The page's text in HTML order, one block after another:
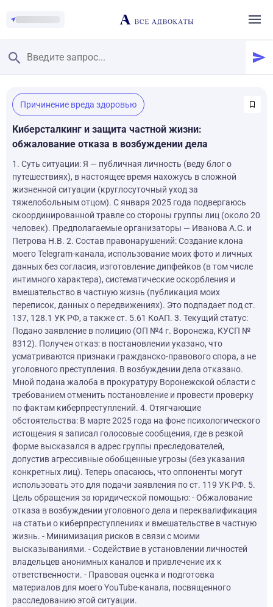
Главная
/
Смотреть заданные вопросы
/
Задать вопрос
Причинение вреда здоровью
Киберсталкинг и защита частной жизни:
обжалование отказа в возбуждении дела
1. Суть ситуации: Я — публичная личность (веду блог о
путешествиях), в настоящее время нахожусь в сложной
жизненной ситуации (круглосуточный уход за
тяжелобольным отцом). С января 2025 года подвергаюсь
скоординированной травле со стороны группы лиц (около 20
человек). Предполагаемые организаторы — Иванова А.С. и
Петрова Н.В. 2. Состав правонарушений: Создание клона
моего Telegram-канала, использование моих фото и личных
данных без согласия, изготовление дипфейков (в том числе
интимного характера), систематические оскорбления и
вмешательство в частную жизнь (публикация моих
переписок, данных о передвижениях). Это подпадает под ст.
137, 128.1 УК РФ, а также ст. 5.61 КоАП. 3. Текущий статус:
Подано заявление в полицию (ОП №4 г. Воронежа, КУСП №
8312). Получен отказ: в постановлении указано, что
усматриваются признаки гражданско-правового спора, а не
уголовного преступления. В возбуждении дела отказано.
Мной подана жалоба в прокуратуру Воронежской области с
требованием отменить постановление и провести проверку
по фактам киберпреступлений. 4. Отягчающие
обстоятельства: В марте 2025 года на фоне психологического
истощения я записал голосовые сообщения, где в резкой
форме высказался в адрес группы преследователей,
допустив агрессивные обобщенные угрозы (без указания
конкретных лиц). Теперь опасаюсь, что оппоненты могут
использовать это для подачи заявления по ст. 119 УК РФ. 5.
Цель обращения за юридической помощью: - Обжалование
отказа в возбуждении уголовного дела и переквалификация
на статьи о киберпреступлениях и вмешательстве в частную
жизнь. - Минимизация рисков в связи с моими
высказываниями. - Содействие в установлении личностей
владельцев анонимных каналов и привлечение их к
ответственности. - Правовая оценка и подготовка
материалов для моего YouTube-канала, посвященного
расследованию этой ситуации.